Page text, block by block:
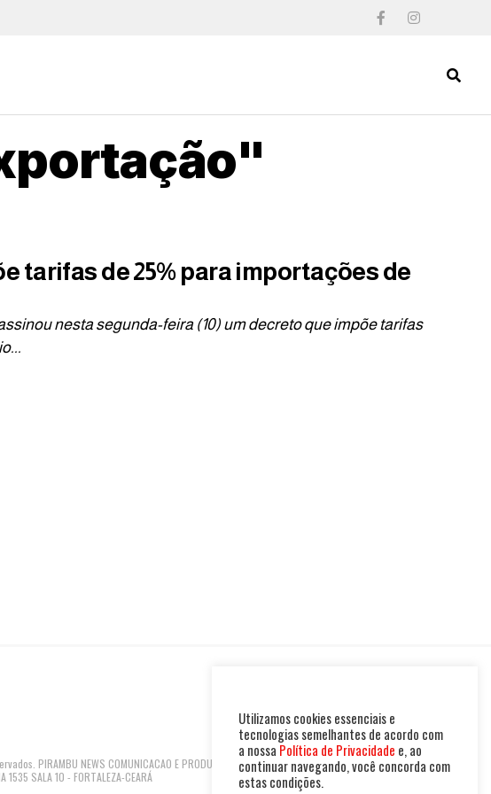
tarifas de 25% para importações de
nesta segunda-feira (10) um decreto que impõe tarifas
PIRAMBU NEWS COMUNICACAO E PRODUTOS LTDA | CNPJ:
SALA 10 - FORTALEZA-CEARÁ
Utilizamos cookies essenciais e
tecnologias semelhantes de acordo com
a nossa Política de Privacidade e, ao
continuar navegando, você concorda com
estas condições.